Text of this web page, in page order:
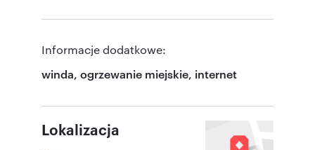
Informacje dodatkowe:
winda, ogrzewanie miejskie, internet
Lokalizacja